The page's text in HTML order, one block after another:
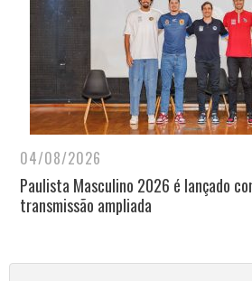
04/08/2026
Paulista Masculino 2026 é lançado
transmissão ampliada